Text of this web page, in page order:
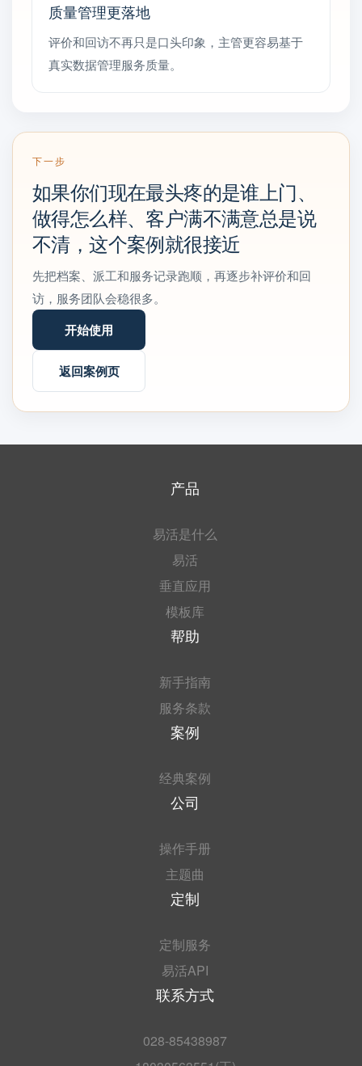
质量管理更落地
评价和回访不再只是口头印象，主管更容易基于
真实数据管理服务质量。
下一步
如果你们现在最头疼的是谁上门、
做得怎么样、客户满不满意总是说
不清，这个案例就很接近
先把档案、派工和服务记录跑顺，再逐步补评价和回
访，服务团队会稳很多。
开始使用
返回案例页
产品
易活是什么
易活
垂直应用
模板库
帮助
新手指南
服务条款
案例
经典案例
公司
操作手册
主题曲
定制
定制服务
易活API
联系方式
028-85438987